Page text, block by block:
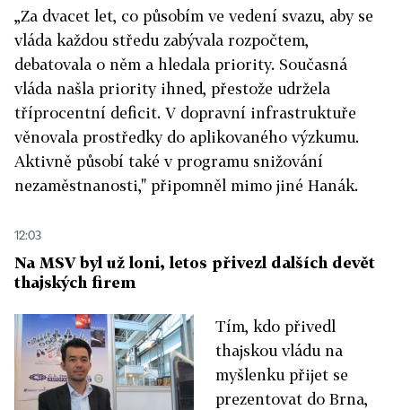
„Za dvacet let, co působím ve vedení svazu, aby se
vláda každou středu zabývala rozpočtem,
debatovala o něm a hledala priority. Současná
vláda našla priority ihned, přestože udržela
tříprocentní deficit. V dopravní infrastruktuře
věnovala prostředky do aplikovaného výzkumu.
Aktivně působí také v programu snižování
nezaměstnanosti," připomněl mimo jiné Hanák.
12:03
Na MSV byl už loni, letos přivezl dalších devět
thajských firem
Tím, kdo přivedl
thajskou vládu na
myšlenku přijet se
prezentovat do Brna,